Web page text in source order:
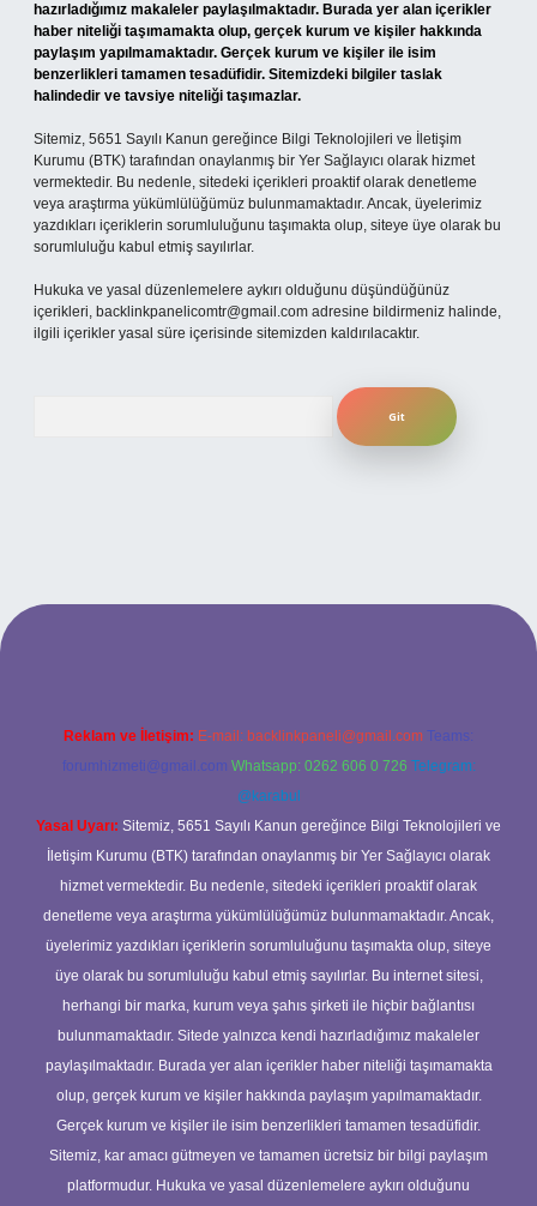
hazırladığımız makaleler paylaşılmaktadır. Burada yer alan içerikler
haber niteliği taşımamakta olup, gerçek kurum ve kişiler hakkında
paylaşım yapılmamaktadır. Gerçek kurum ve kişiler ile isim
benzerlikleri tamamen tesadüfidir. Sitemizdeki bilgiler taslak
halindedir ve tavsiye niteliği taşımazlar.
Sitemiz, 5651 Sayılı Kanun gereğince Bilgi Teknolojileri ve İletişim
Kurumu (BTK) tarafından onaylanmış bir Yer Sağlayıcı olarak hizmet
vermektedir. Bu nedenle, sitedeki içerikleri proaktif olarak denetleme
veya araştırma yükümlülüğümüz bulunmamaktadır. Ancak, üyelerimiz
yazdıkları içeriklerin sorumluluğunu taşımakta olup, siteye üye olarak bu
sorumluluğu kabul etmiş sayılırlar.
Hukuka ve yasal düzenlemelere aykırı olduğunu düşündüğünüz
içerikleri, backlinkpanelicomtr@gmail.com adresine bildirmeniz halinde,
ilgili içerikler yasal süre içerisinde sitemizden kaldırılacaktır.
Reklam ve İletişim: E-mail: backlinkpaneli@gmail.com Teams:
forumhizmeti@gmail.com Whatsapp: 0262 606 0 726 Telegram:
@karabul
Yasal Uyarı: Sitemiz, 5651 Sayılı Kanun gereğince Bilgi Teknolojileri ve
İletişim Kurumu (BTK) tarafından onaylanmış bir Yer Sağlayıcı olarak
hizmet vermektedir. Bu nedenle, sitedeki içerikleri proaktif olarak
denetleme veya araştırma yükümlülüğümüz bulunmamaktadır. Ancak,
üyelerimiz yazdıkları içeriklerin sorumluluğunu taşımakta olup, siteye
üye olarak bu sorumluluğu kabul etmiş sayılırlar. Bu internet sitesi,
herhangi bir marka, kurum veya şahıs şirketi ile hiçbir bağlantısı
bulunmamaktadır. Sitede yalnızca kendi hazırladığımız makaleler
paylaşılmaktadır. Burada yer alan içerikler haber niteliği taşımamakta
olup, gerçek kurum ve kişiler hakkında paylaşım yapılmamaktadır.
Gerçek kurum ve kişiler ile isim benzerlikleri tamamen tesadüfidir.
Sitemiz, kar amacı gütmeyen ve tamamen ücretsiz bir bilgi paylaşım
platformudur. Hukuka ve yasal düzenlemelere aykırı olduğunu